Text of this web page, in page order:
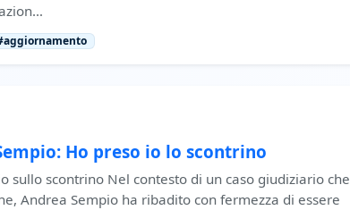
Ho preso io lo scontrino
sullo scontrino Nel contesto di un caso giudiziario che
Andrea Sempio ha ribadito con fermezza di essere